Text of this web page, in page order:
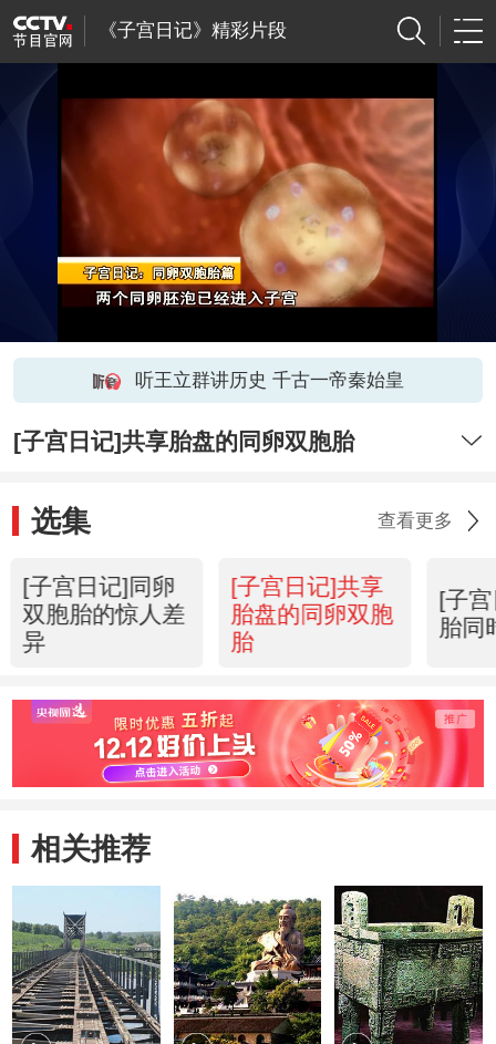
《子宫日记》精彩片段
听王立群讲历史 千古一帝秦始皇
[子宫日记]共享胎盘的同卵双胞胎
选集 查看更多
[子宫日记]同卵
双胞胎的惊人差
异
[子宫日记]共享
胎盘的同卵双胞
胎
[子
胎同
相关推荐